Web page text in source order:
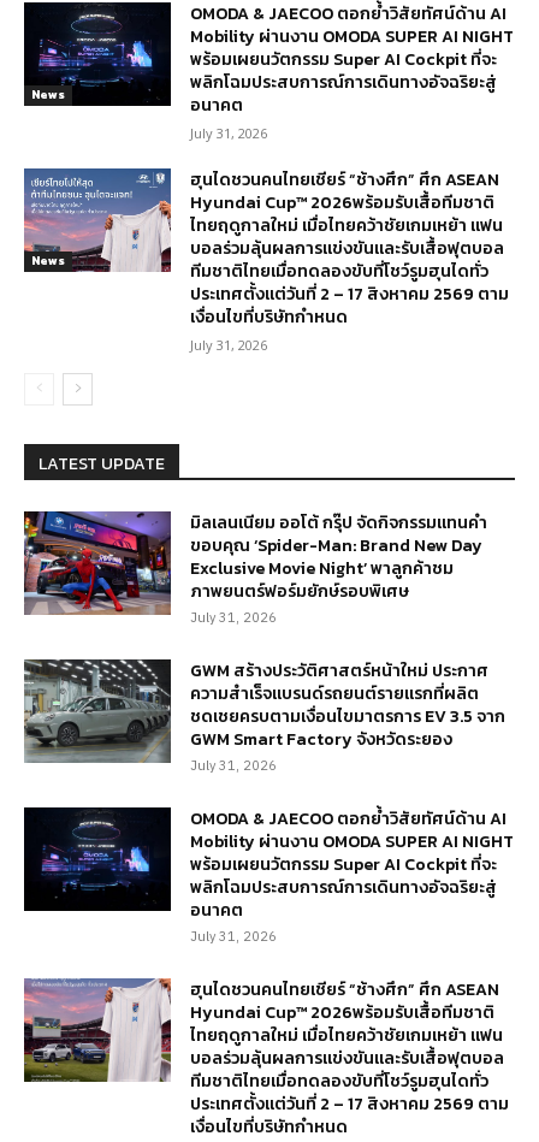
News
OMODA & JAECOO ตอกย้ำวิสัยทัศน์ด้าน AI
Mobility ผ่านงาน OMODA SUPER AI NIGHT
พร้อมเผยนวัตกรรม Super AI Cockpit ที่จะ
พลิกโฉมประสบการณ์การเดินทางอัจฉริยะสู่
อนาคต
July 31, 2026
News
ฮุนไดชวนคนไทยเชียร์ “ช้างศึก” ศึก ASEAN
Hyundai Cup™ 2026พร้อมรับเสื้อทีมชาติ
ไทยฤดูกาลใหม่ เมื่อไทยคว้าชัยเกมเหย้า แฟน
บอลร่วมลุ้นผลการแข่งขันและรับเสื้อฟุตบอล
ทีมชาติไทยเมื่อทดลองขับที่โชว์รูมฮุนไดทั่ว
ประเทศตั้งแต่วันที่ 2 – 17 สิงหาคม 2569 ตาม
เงื่อนไขที่บริษัทกำหนด
July 31, 2026
LATEST UPDATE
มิลเลนเนียม ออโต้ กรุ๊ป จัดกิจกรรมแทนคำ
ขอบคุณ ‘Spider-Man: Brand New Day
Exclusive Movie Night’ พาลูกค้าชม
ภาพยนตร์ฟอร์มยักษ์รอบพิเศษ
July 31, 2026
GWM สร้างประวัติศาสตร์หน้าใหม่ ประกาศ
ความสำเร็จแบรนด์รถยนต์รายแรกที่ผลิต
ชดเชยครบตามเงื่อนไขมาตรการ EV 3.5 จาก
GWM Smart Factory จังหวัดระยอง
July 31, 2026
OMODA & JAECOO ตอกย้ำวิสัยทัศน์ด้าน AI
Mobility ผ่านงาน OMODA SUPER AI NIGHT
พร้อมเผยนวัตกรรม Super AI Cockpit ที่จะ
พลิกโฉมประสบการณ์การเดินทางอัจฉริยะสู่
อนาคต
July 31, 2026
ฮุนไดชวนคนไทยเชียร์ “ช้างศึก” ศึก ASEAN
Hyundai Cup™ 2026พร้อมรับเสื้อทีมชาติ
ไทยฤดูกาลใหม่ เมื่อไทยคว้าชัยเกมเหย้า แฟน
บอลร่วมลุ้นผลการแข่งขันและรับเสื้อฟุตบอล
ทีมชาติไทยเมื่อทดลองขับที่โชว์รูมฮุนไดทั่ว
ประเทศตั้งแต่วันที่ 2 – 17 สิงหาคม 2569 ตาม
เงื่อนไขที่บริษัทกำหนด